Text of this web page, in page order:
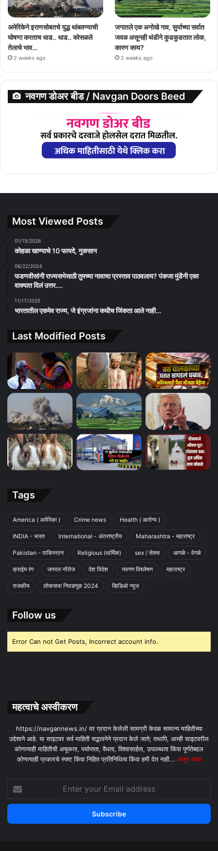
अमेरिकेने इराणसोबतचे युद्ध थांबवण्याची
घोषणा करताच धाड.. धाड.. कोसळले
तेलाचे भाव…
2 weeks ago
जगातले एक अनोखे गाव, सुर्याच्या सर्वात
जवळ असूनही थंडीने कुडकुडतात लोक,
कारण काय?
2 weeks ago
नवगण डोअर बीड / Navgan Doors Beed
Most Viewed Posts
01/15/2026
कोहळा खाण्याचे 10 फायदे, नुकसान
06/22/2024
फडणवीसांनी राज्यसभेसाठी तुमच्या नावाचा प्रस्ताव पाठवलाय? पंकजा मुंडेंनी एका
वाक्यात दिलं उत्तर….
11/17/2025
भारतातील एकमेव राज्य, जे इंग्रजांना कधीच जिंकता आले नाही…
Last Modified Posts
Tags
America ( अमेरिका ) Crime news Health ( आरोग्य )
INDIA - भारत International - अंतराष्ट्रीय Maharashtra - महाराष्ट्र
Pakistan - पाकिस्तान Religious (धार्मिक) sex / सेक्स आगळे - वेगळे
क्राईम रंग जनरल नॉलेज देश विदेश नवगण विश्लेषण महाराष्ट्र
राजकीय लोकसभा निवडणूक 2024 व्हिडिओ न्युज
Follow us
Error Can not Get Posts, Incorrect account info.
महत्वाचे अस्वीकरण
https://navgannews.in/ वर प्रदान केलेली सामग्री केवळ सामान्य माहितीच्या
उद्देशाने आहे. या साइटवर सर्व माहिती सद्भावनेने प्रदान केले जाते; तथापि, आम्ही साइटवरील
कोणत्याही माहितीची अचूकता, पर्याप्तता, वैधता, विश्वासार्हता, उपलब्धता किंवा पूर्णतेबद्दल
कोणत्याही प्रकारचे स्पष्ट किंवा निहित प्रतिनिधित्व किंवा हमी देत ​​नाही... अजून वाचा
your
Email